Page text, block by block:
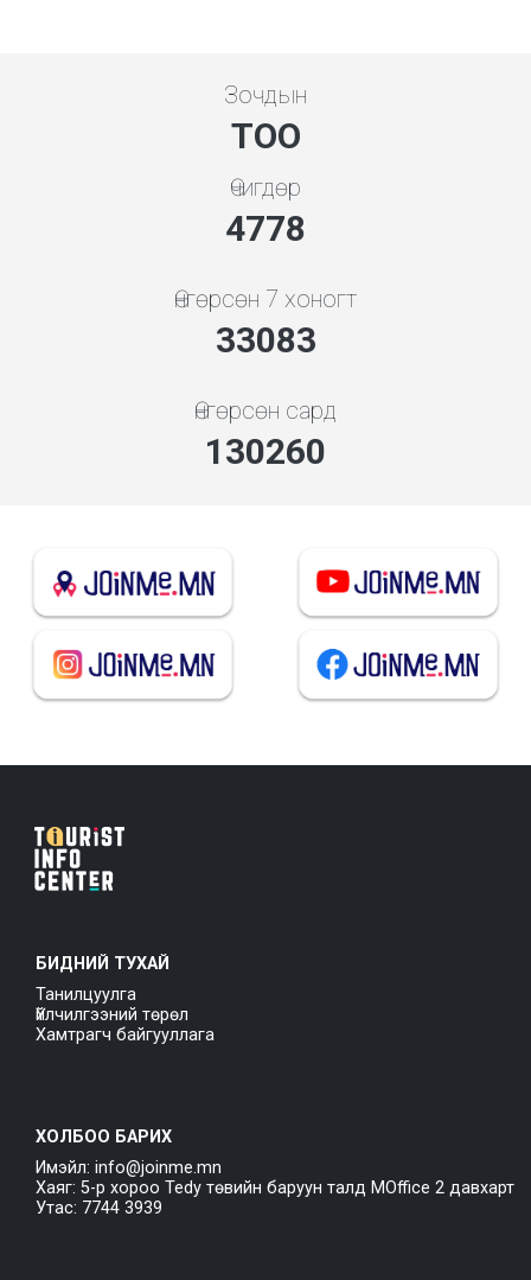
Зочдын
ТОО
Өчигдөр
5119
Өнгөрсөн 7 хоногт
35446
Өнгөрсөн сард
139564
БИДНИЙ ТУХАЙ
Танилцуулга
Үйлчилгээний төрөл
Хамтрагч байгууллага
ХОЛБОО БАРИХ
Имэйл: info@joinme.mn
Хаяг: 5-р хороо Tedy төвийн баруун талд MOffice 2 давхарт
Утас: 7744 3939